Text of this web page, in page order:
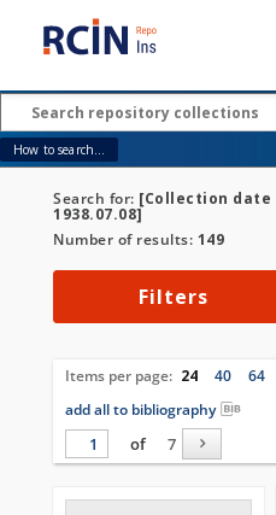
How to search...
Search for: [Collection date
1938.07.08]
Number of results: 149
Filters
Items per page: 24 40
64
add all to bibliography
of
7